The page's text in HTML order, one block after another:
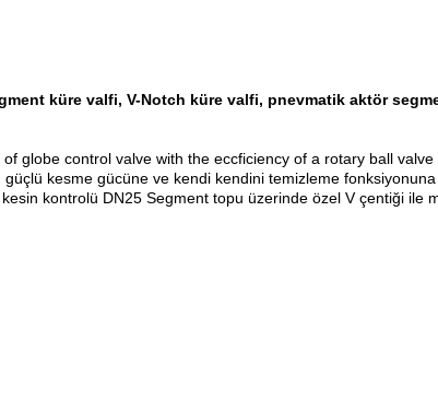
küre valfi, V-Notch küre valfi, pnevmatik aktör
globe control valve with the eccficiency of a rotary ball
kesme gücüne ve kendi kendini temizleme
kontrolü DN25 Segment topu üzerinde özel V çentiği ile